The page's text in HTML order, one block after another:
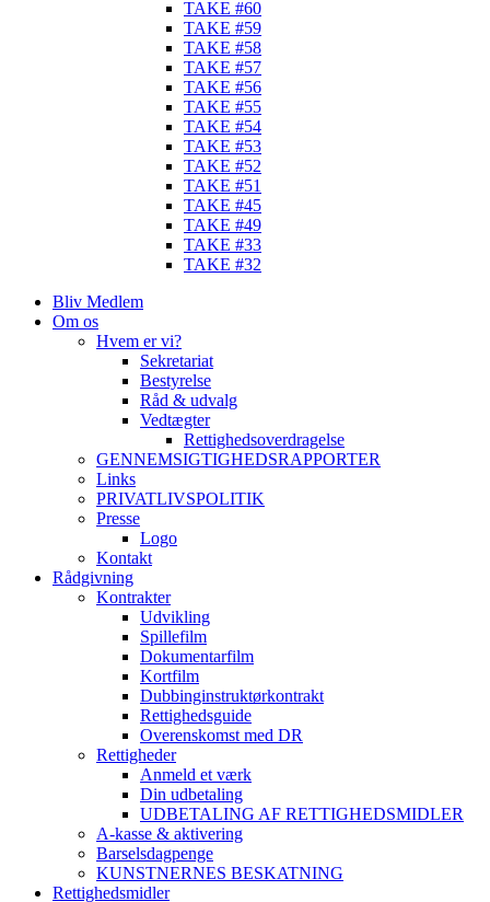
TAKE #60
TAKE #59
TAKE #58
TAKE #57
TAKE #56
TAKE #55
TAKE #54
TAKE #53
TAKE #52
TAKE #51
TAKE #45
TAKE #49
TAKE #33
TAKE #32
Bliv Medlem
Om os
Hvem er vi?
Sekretariat
Bestyrelse
Råd & udvalg
Vedtægter
Rettighedsoverdragelse
GENNEMSIGTIGHEDSRAPPORTER
Links
PRIVATLIVSPOLITIK
Presse
Logo
Kontakt
Rådgivning
Kontrakter
Udvikling
Spillefilm
Dokumentarfilm
Kortfilm
Dubbinginstruktørkontrakt
Rettighedsguide
Overenskomst med DR
Rettigheder
Anmeld et værk
Din udbetaling
UDBETALING AF RETTIGHEDSMIDLER
A-kasse & aktivering
Barselsdagpenge
KUNSTNERNES BESKATNING
Rettighedsmidler